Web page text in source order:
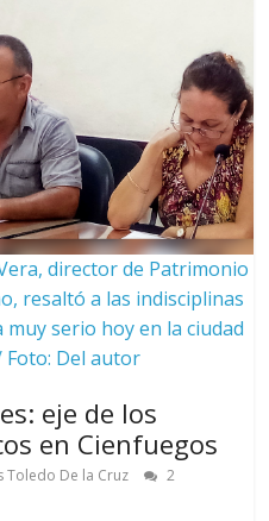
director de Patrimonio
resaltó a las indisciplinas
serio hoy en la ciudad
Foto: Del autor
eje de los
en Cienfuegos
Toledo De la Cruz
2